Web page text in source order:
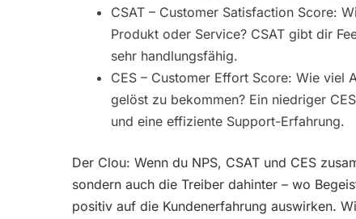
CSAT – Customer Satisfaction Score:
Produkt oder Service? CSAT gibt dir
sehr handlungsfähig.
CES – Customer Effort Score: Wie viel
gelöst zu bekommen? Ein niedriger
und eine effiziente Support-Erfahrung.
Der Clou: Wenn du NPS, CSAT und CES
sondern auch die Treiber dahinter – wo
positiv auf die Kundenerfahrung auswirken.